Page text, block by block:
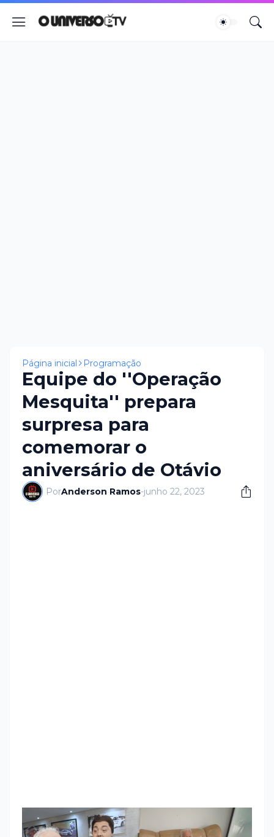
Página inicial Programação
Equipe do ''Operação
Mesquita'' prepara
surpresa para
comemorar o
aniversário de Otávio
PorAnderson Ramos-junho 22, 2023